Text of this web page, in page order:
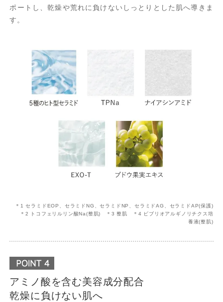
ポートし、乾燥や荒れに負けないしっとりとした肌へ導きま
す。
＊1 セラミドEOP、セラミドNG、セラミドNP、セラミドAG、セラミドAP(保護)
＊2 トコフェリルリン酸Na(整肌) ＊3 整肌 ＊4 ビブリオアルギノリチクス培
養液(整肌)
アミノ酸を含む美容成分配合
乾燥に負けない肌へ